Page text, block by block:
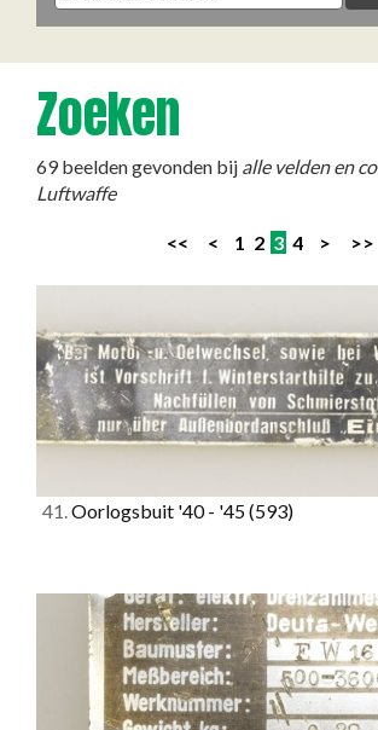
Zoeken
69 beelden gevonden bij alle velden en
Luftwaffe
<< < 1 2 3 4 > >>
41.Oorlogsbuit '40 - '45(593)